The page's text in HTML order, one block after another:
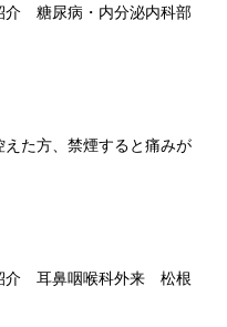
介 糖尿病・内分泌内科部
た方、禁煙すると痛みが
介 耳鼻咽喉科外来 松根